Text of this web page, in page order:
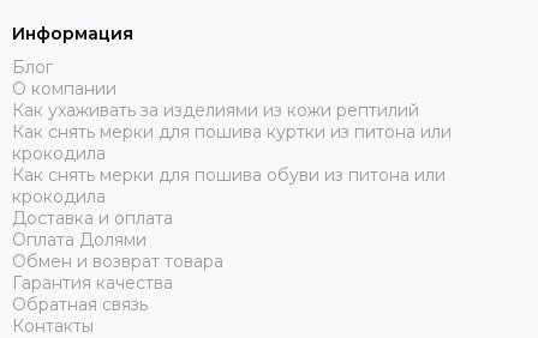
Информация
Блог
О компании
Как ухаживать за изделиями из кожи рептилий
Как снять мерки для пошива куртки из питона или
крокодила
Как снять мерки для пошива обуви из питона или
крокодила
Доставка и оплата
Оплата Долями
Обмен и возврат товара
Гарантия качества
Обратная связь
Контакты